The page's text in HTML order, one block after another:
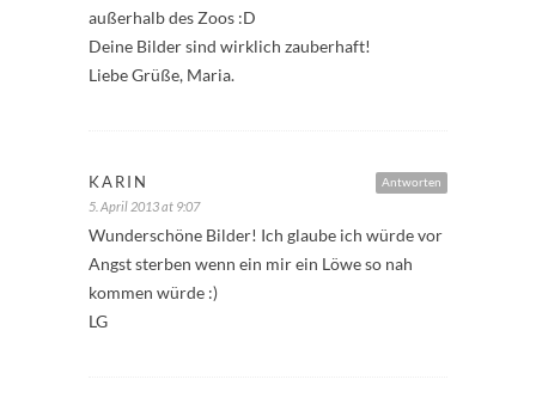
außerhalb des Zoos :D
Deine Bilder sind wirklich zauberhaft!
Liebe Grüße, Maria.
Antworten
KARIN
5. April 2013 at 9:07
Wunderschöne Bilder! Ich glaube ich würde vor
Angst sterben wenn ein mir ein Löwe so nah
kommen würde :)
LG